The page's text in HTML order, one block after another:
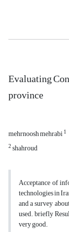
Evaluating
province
mehrnoosh mehrabi1
2shahroud
Acceptance of
technologies in
and a survey
used. briefly
very good.